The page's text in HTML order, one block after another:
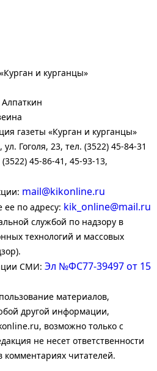
и курганцы»
газеты «Курган и курганцы»
Гоголя, 23, тел. (3522) 45-84-31
45-86-41, 45-93-13,
mail@kikonline.ru
ее по адресу: kik_online@mail.ru
службой по надзору в
технологий и массовых
СМИ: Эл №ФС77-39497 от 15
материалов,
другой информации,
возможно только с
не несет ответственности
читателей.